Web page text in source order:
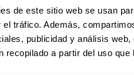
de este sitio web se usan
el tráfico. Además,
publicidad y análisis
recopilado a partir del uso